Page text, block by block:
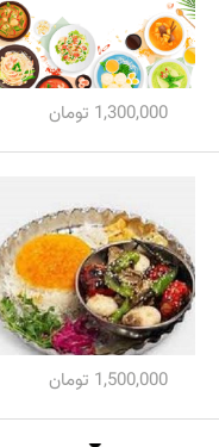
1,300,000 تومان
1,500,000 تومان